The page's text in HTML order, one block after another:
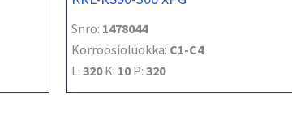
Snro: 1478044
Korroosioluokka: C1-C4
L: 320K: 10P: 320